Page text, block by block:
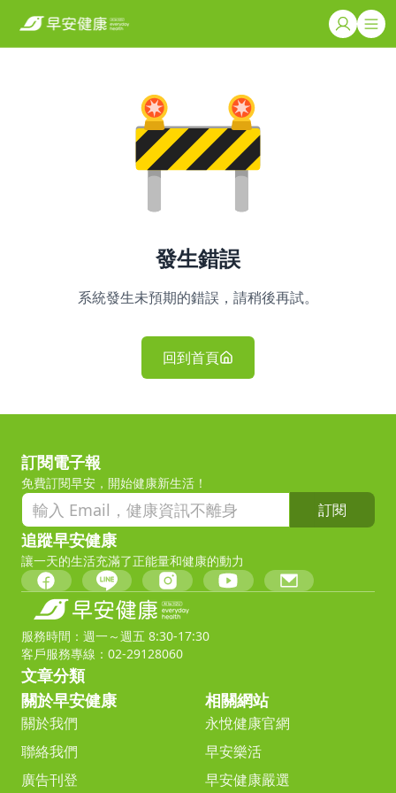
發生錯誤
系統發生未預期的錯誤，請稍後再試。
回到首頁
訂閱電子報
免費訂閱早安，開始健康新生活！
訂閱
追蹤早安健康
讓一天的生活充滿了正能量和健康的動力
服務時間：週一～週五 8:30-17:30
客戶服務專線：02-29128060
文章分類
關於早安健康
關於我們
聯絡我們
廣告刊登
相關網站
永悅健康官網
早安樂活
早安健康嚴選